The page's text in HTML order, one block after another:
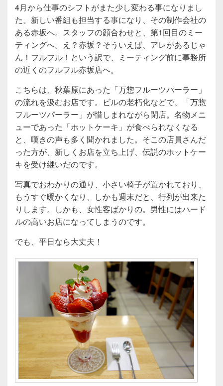
4月から仕事のシフトがまた少し変わる事になりまし
た。新しい番組も担当する事になり、その制作会社の
ある赤坂へ。スタッフの顔合わせと、第1回目のミー
ティングへ。え？赤坂？そういえば、アレがあるじゃ
ん！フルフル！という訳で、ミーティング前に事務所
の近くのフルフル赤坂店へ。
こちらは、秋葉原にあった「万惣フルーツパーラー」
の流れを汲むお店です。ビルの老朽化などで、「万惣
フルーツパーラー」が惜しまれながら閉店。名物メニ
ューであった「ホットケーキ」が食べられなくなる
と、嘆きの声も多く聞かれました。そこの店員さんだ
った方が、新しくお店を立ち上げ、伝説のホットケー
キを受け継いだのです。
写真でおわかりの通り、小さい椅子が置かれており、
もうすぐ暖かくなり、しかも週末だと、行列が出来た
りします。しかも、女性客ばかりの。男性にはハード
ルの高いお店になってしまうのです。
でも、平日なら大丈夫！